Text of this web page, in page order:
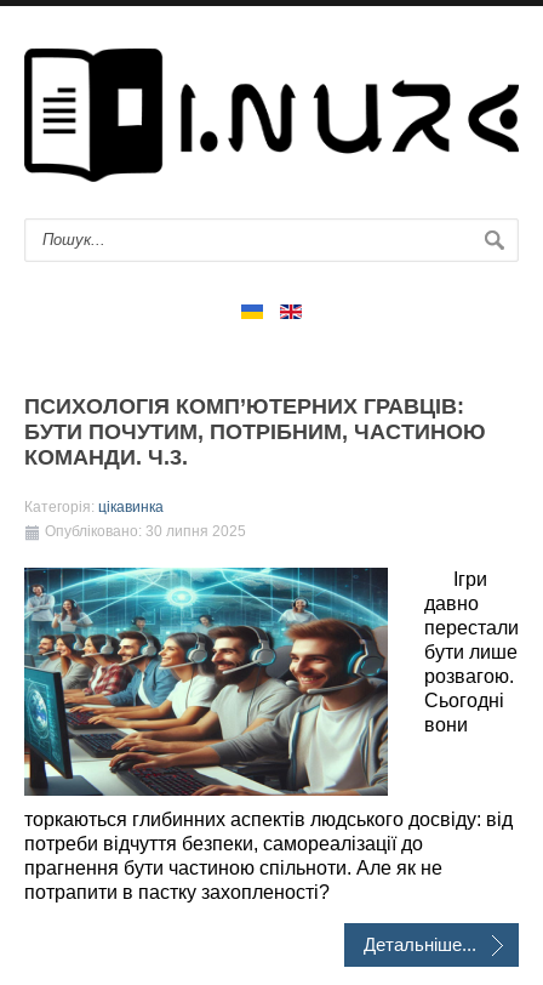
ПСИХОЛОГІЯ КОМП’ЮТЕРНИХ ГРАВЦІВ:
БУТИ ПОЧУТИМ, ПОТРІБНИМ, ЧАСТИНОЮ
КОМАНДИ. Ч.3.
Категорія: цікавинка
Опубліковано: 30 липня 2025
Ігри
давно
перестали
бути лише
розвагою.
Сьогодні
вони
торкаються глибинних аспектів людського досвіду: від
потреби відчуття безпеки, самореалізації до
прагнення бути частиною спільноти. Але як не
потрапити в пастку захопленості?
Детальніше...